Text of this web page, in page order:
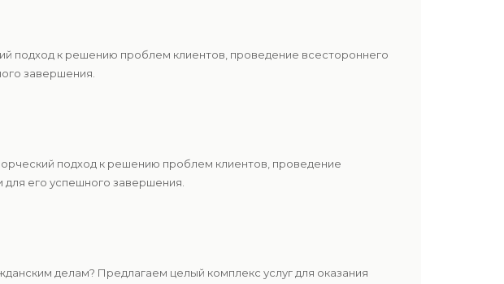
подход к решению проблем клиентов, проведение всестороннего
завершения.
подход к решению проблем клиентов, проведение
его успешного завершения.
делам? Предлагаем целый комплекс услуг для оказания